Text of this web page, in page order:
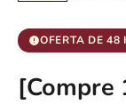
OFERTA DE 48
[Compre